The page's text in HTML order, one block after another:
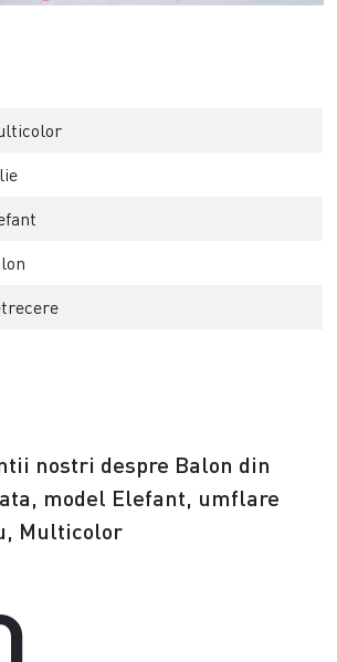
nostri despre Balon din
model Elefant, umflare
Multicolor